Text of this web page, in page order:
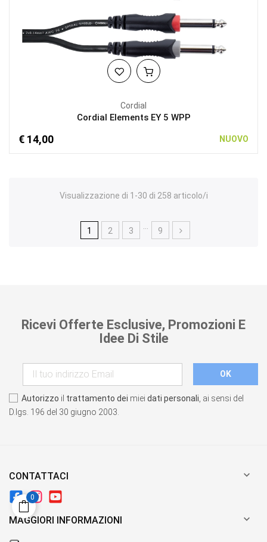
Cordial
Cordial Elements EY 5 WPP
€ 14,00 NUOVO
Visualizzazione di 1-30 di 258 articolo/i
1 2 3 9
Ricevi Offerte Esclusive, Promozioni E
Idee Di Stile
Autorizzo il trattamento dei miei dati personali , ai sensi del
D.lgs. 196 del 30 giugno 2003.
CONTATTACI 
MAGGIORI INFORMAZIONI 
0